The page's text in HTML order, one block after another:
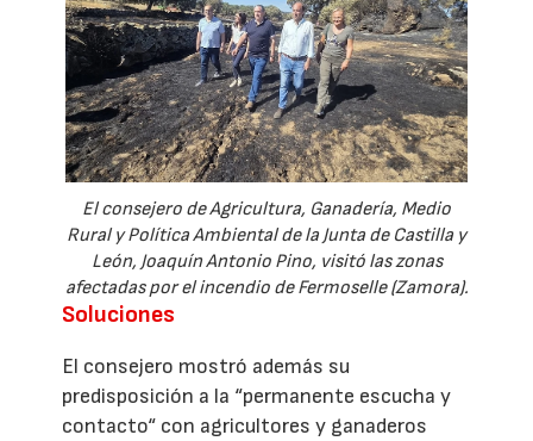
El consejero de Agricultura, Ganadería, Medio
Rural y Política Ambiental de la Junta de Castilla y
León, Joaquín Antonio Pino, visitó las zonas
afectadas por el incendio de Fermoselle (Zamora).
Soluciones
El consejero mostró además su
predisposición a la “permanente escucha y
contacto“ con agricultores y ganaderos